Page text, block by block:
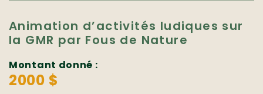
Animation d’activités ludiques sur
la GMR par Fous de Nature
Montant donné :
2000 $